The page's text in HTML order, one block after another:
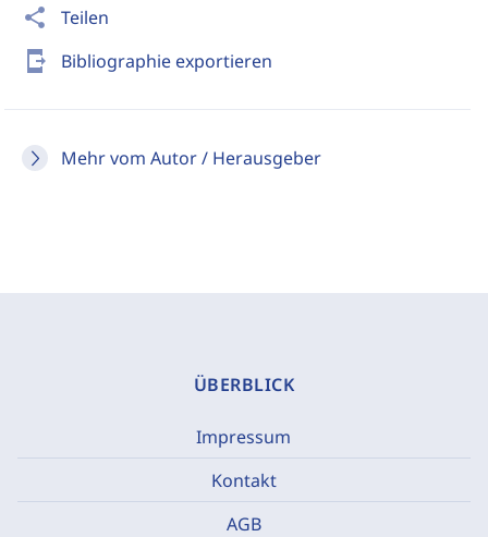
share Teilen
send_to_mobile Bibliographie exportieren
Mehr vom Autor / Herausgeber
ÜBERBLICK
Impressum
Kontakt
AGB